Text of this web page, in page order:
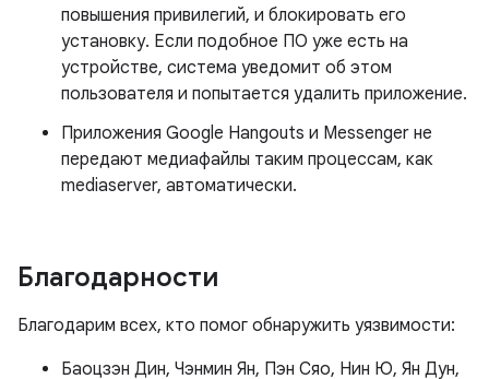
повышения привилегий, и блокировать его
установку. Если подобное ПО уже есть на
устройстве, система уведомит об этом
пользователя и попытается удалить приложение.
Приложения Google Hangouts и Messenger не
передают медиафайлы таким процессам, как
mediaserver, автоматически.
Благодарности
Благодарим всех, кто помог обнаружить уязвимости:
Баоцзэн Дин, Чэнмин Ян, Пэн Сяо, Нин Ю, Ян Дун,